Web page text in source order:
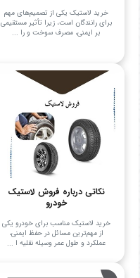
خرید لاستیک یکی از تصمیم‌های مهم
برای رانندگان است، زیرا تأثیر مستقیمی
بر ایمنی، مصرف سوخت و را ...
نکاتی درباره فروش لاستیک
خودرو
خرید لاستیک مناسب برای خودرو یکی
از مهم‌ترین مسائل در حفظ ایمنی،
عملکرد و طول عمر وسیله نقلیه ا ...